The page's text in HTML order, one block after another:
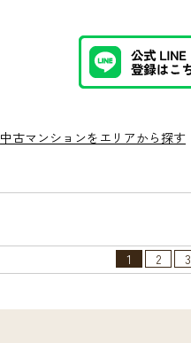
中古マンションをエリアから探す
1 2 3